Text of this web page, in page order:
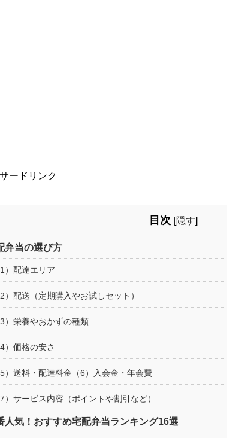
ードリンク
目次 [隠す]
弁当の選び方
1）配達エリア
2）配送（定期購入やお試しセット）
3）栄養やおかずの種類
4）価格の安さ
5）送料・配達料金（6）入会金・年会費
7）サービス内容（ポイントや割引など）
人気！おすすめ宅配弁当ランキング16選